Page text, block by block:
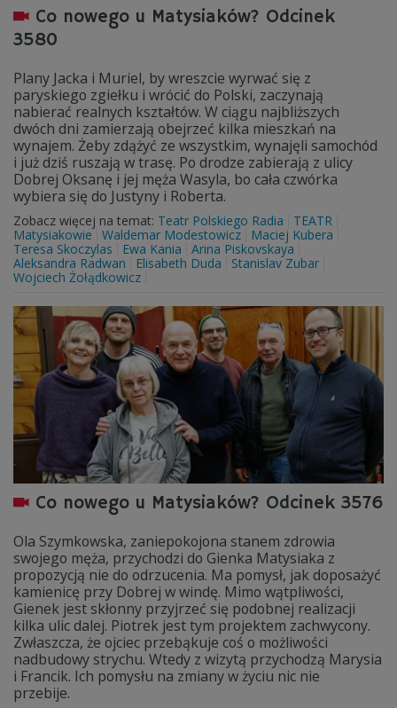
Co nowego u Matysiaków? Odcinek
3580
Plany Jacka i Muriel, by wreszcie wyrwać się z
paryskiego zgiełku i wrócić do Polski, zaczynają
nabierać realnych kształtów. W ciągu najbliższych
dwóch dni zamierzają obejrzeć kilka mieszkań na
wynajem. Żeby zdążyć ze wszystkim, wynajęli samochód
i już dziś ruszają w trasę. Po drodze zabierają z ulicy
Dobrej Oksanę i jej męża Wasyla, bo cała czwórka
wybiera się do Justyny i Roberta.
Zobacz więcej na temat: Teatr Polskiego Radia
TEATR
Matysiakowie
Waldemar Modestowicz
Maciej Kubera
Teresa Skoczylas
Ewa Kania
Arina Piskovskaya
Aleksandra Radwan
Elisabeth Duda
Stanislav Zubar
Wojciech Żołądkowicz
Co nowego u Matysiaków? Odcinek 3576
Ola Szymkowska, zaniepokojona stanem zdrowia
swojego męża, przychodzi do Gienka Matysiaka z
propozycją nie do odrzucenia. Ma pomysł, jak doposażyć
kamienicę przy Dobrej w windę. Mimo wątpliwości,
Gienek jest skłonny przyjrzeć się podobnej realizacji
kilka ulic dalej. Piotrek jest tym projektem zachwycony.
Zwłaszcza, że ojciec przebąkuje coś o możliwości
nadbudowy strychu. Wtedy z wizytą przychodzą Marysia
i Francik. Ich pomysłu na zmiany w życiu nic nie
przebije.